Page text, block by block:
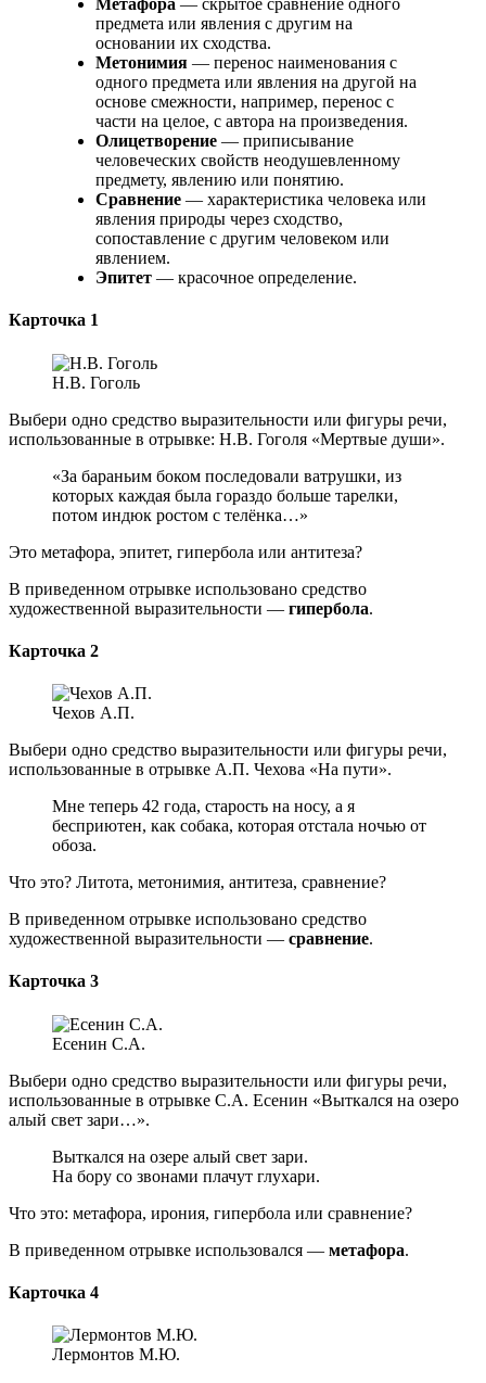
Метафора — скрытое сравнение одного
предмета или явления с другим на
основании их сходства.
Метонимия — перенос наименования с
одного предмета или явления на другой на
основе смежности, например, перенос с
части на целое, с автора на произведения.
Олицетворение — приписывание
человеческих свойств неодушевленному
предмету, явлению или понятию.
Сравнение — характеристика человека или
явления природы через сходство,
сопоставление с другим человеком или
явлением.
Эпитет — красочное определение.
Карточка 1
Н.В. Гоголь
Выбери одно средство выразительности или фигуры речи,
использованные в отрывке: Н.В. Гоголя «Мертвые души».
«За бараньим боком последовали ватрушки, из
которых каждая была гораздо больше тарелки,
потом индюк ростом с телёнка…»
Это метафора, эпитет, гипербола или антитеза?
В приведенном отрывке использовано средство
художественной выразительности — гипербола.
Карточка 2
Чехов А.П.
Выбери одно средство выразительности или фигуры речи,
использованные в отрывке А.П. Чехова «На пути».
Мне теперь 42 года, старость на носу, а я
бесприютен, как собака, которая отстала ночью от
обоза.
Что это? Литота, метонимия, антитеза, сравнение?
В приведенном отрывке использовано средство
художественной выразительности — сравнение.
Карточка 3
Есенин С.А.
Выбери одно средство выразительности или фигуры речи,
использованные в отрывке С.А. Есенин «Выткался на озеро
алый свет зари…».
Выткался на озере алый свет зари.
На бору со звонами плачут глухари.
Что это: метафора, ирония, гипербола или сравнение?
В приведенном отрывке использовался — метафора.
Карточка 4
Лермонтов М.Ю.